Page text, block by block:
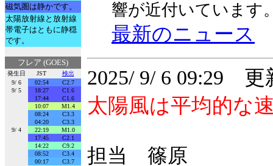
磁気圏は静かです。
太陽放射線と放射線
帯電子はともに静穏
です。
フレア (GOES)
発生日 JST
検出
9/ 6
02:54
C2.7
9/ 5
18:27
C1.6
17:44
C1.6
10:07
M1.4
08:24
C3.3
04:20
C3.3
9/ 4
22:19
M1.0
17:45
C2.1
14:22
C9.2
08:52
C3.4
00:17
C3.7
響が近付いています
最新のニュース
2025/ 9/ 6 09:29 更
太陽風は平均的な
担当 篠原